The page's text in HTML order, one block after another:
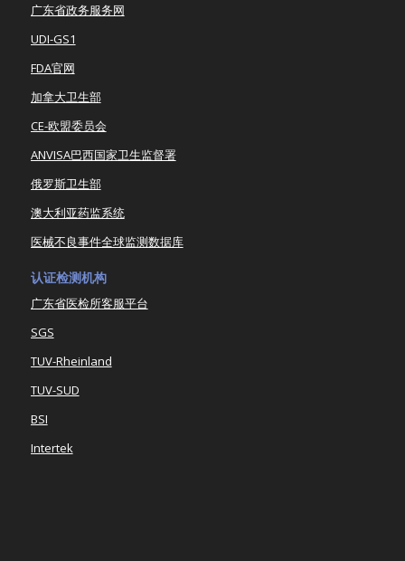
广东省政务服务网
UDI-GS1
FDA官网
加拿大卫生部
CE-欧盟委员会
ANVISA巴西国家卫生监督署
俄罗斯卫生部
澳大利亚药监系统
医械不良事件全球监测数据库
认证检测机构
广东省医检所客服平台
SGS
TUV-Rheinland
TUV-SUD
BSI
Intertek